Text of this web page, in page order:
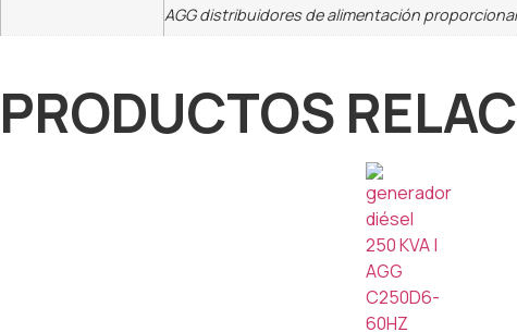
AGG distribuidores de alimentación
PRODUCTOS